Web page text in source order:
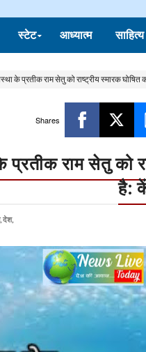
स्टेट आध्यात्म
के प्रतीक राम सेतु को राष्ट्रीय स्मारक
Shares
राम सेतु को
है:
देश,